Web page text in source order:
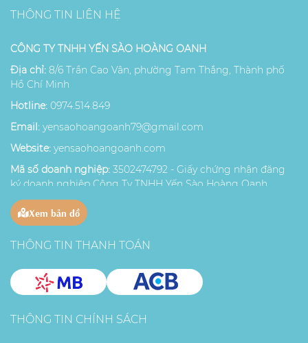
THÔNG TIN LIÊN HỆ
CÔNG TY TNHH YẾN SÀO HOÀNG OANH
Địa chỉ: 8/6 Trần Cao Vân, phường Tam Thắng, Thành phố
Hồ Chí Minh
Hotline: 0974.514.849
Email: yensaohoangoanh79@gmail.com
Website: yensaohoangoanh.com
Mã số doanh nghiệp: 3502474792 - Giấy chứng nhận đăng
ký doanh nghiệp Công Ty TNHH Yến Sào Hoàng Oanh
Được cấp bởi
SỞ KẾ HOẠCH VÀ ĐẦU TƯ TỈNH BÀ RỊA -
VŨNG TÀU
Xem bản đồ
THÔNG TIN THANH TOÁN
THÔNG TIN CHÍNH SÁCH